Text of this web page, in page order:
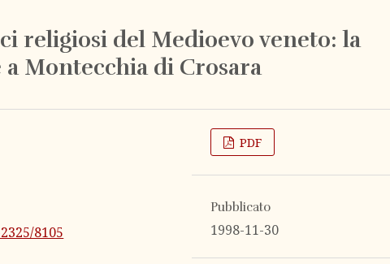
religiosi del Medioevo veneto: la
a Montecchia di Crosara
8105
PDF
Pubblicato
1998-11-30